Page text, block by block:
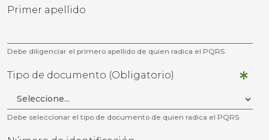
Primer apellido
Debe diligenciar el primero apellido de quien radica el PQRS.
Tipo de documento (Obligatorio)
Debe seleccionar el tipo de documento de quien radica el PQRS.